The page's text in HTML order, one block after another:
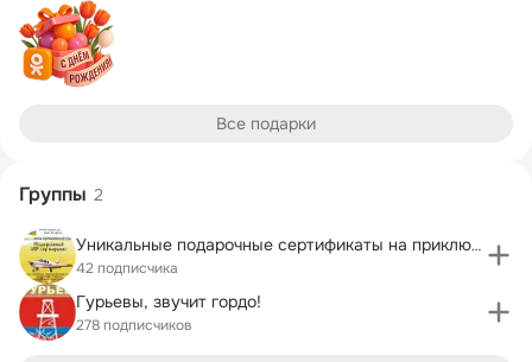
Все подарки
Группы 2
Уникальные подарочные сертификаты на приключения
42 подписчика
Гурьевы, звучит гордо!
278 подписчиков